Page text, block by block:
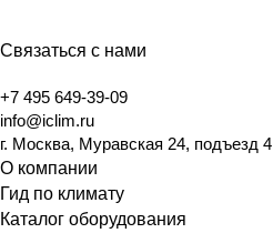
Связаться с нами
+7 495 649-39-09
info@iclim.ru
г. Москва, Муравская 24, подъезд 4
О компании
Гид по климату
Каталог оборудования